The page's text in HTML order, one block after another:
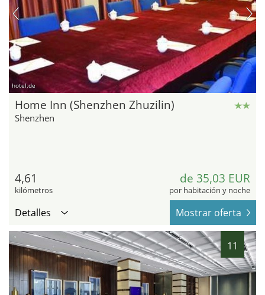
hotel.de
Home Inn (Shenzhen Zhuzilin)
Shenzhen
4,61
kilómetros
de 35,03 EUR
por habitación y noche
Detalles Mostrar oferta
11